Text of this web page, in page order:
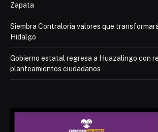
Zapata
Siembra Contraloría valores que
Hidalgo
Gobierno estatal regresa a Huazalingo con
planteamientos ciudadanos